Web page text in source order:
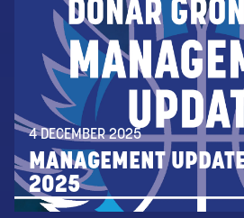
4 DECEMBER 2025
MANAGEMENT
2025